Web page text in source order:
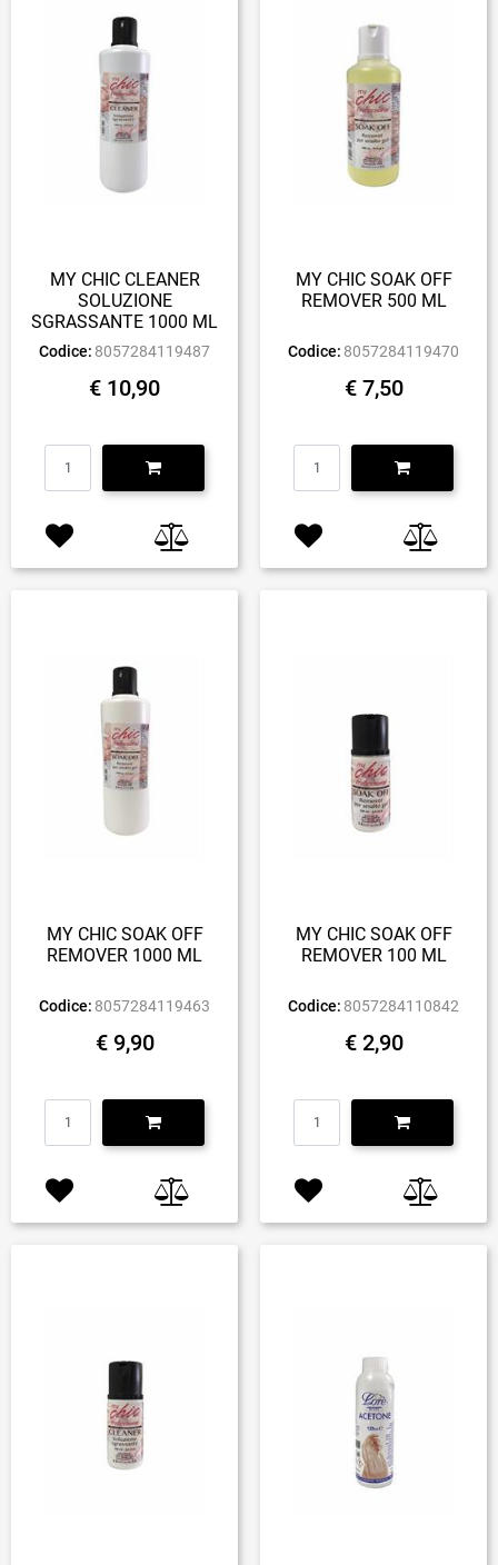
MY CHIC CLEANER
SOLUZIONE
SGRASSANTE 1000 ML
Codice: 8057284119487
€ 10,90
Quantità
MY CHIC SOAK OFF
REMOVER 500 ML
Codice: 8057284119470
€ 7,50
Quantità
MY CHIC SOAK OFF
REMOVER 1000 ML
Codice: 8057284119463
€ 9,90
Quantità
MY CHIC SOAK OFF
REMOVER 100 ML
Codice: 8057284110842
€ 2,90
Quantità